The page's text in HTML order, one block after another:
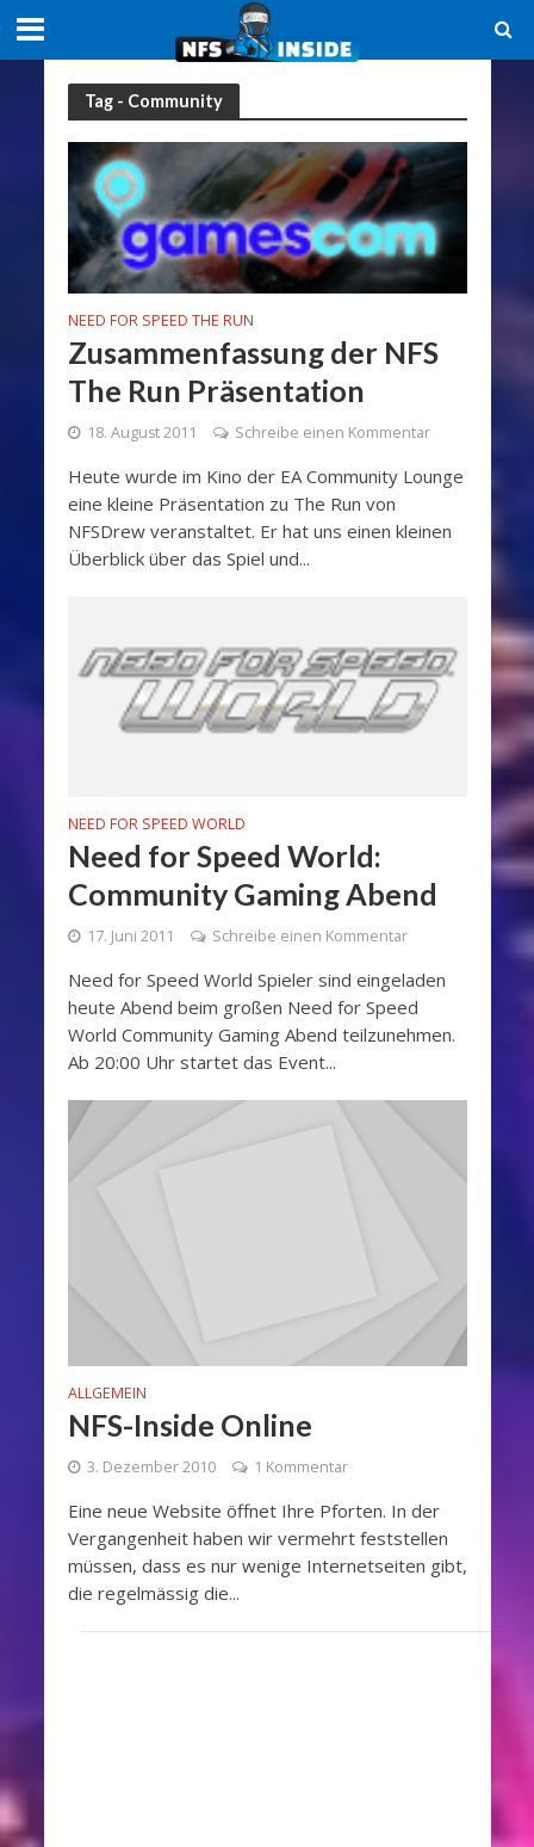
Tag - Community
NEED FOR SPEED THE RUN
Zusammenfassung der NFS
The Run Präsentation
18. August 2011 Schreibe einen Kommentar
Heute wurde im Kino der EA Community Lounge
eine kleine Präsentation zu The Run von
NFSDrew veranstaltet. Er hat uns einen kleinen
Überblick über das Spiel und...
NEED FOR SPEED WORLD
Need for Speed World:
Community Gaming Abend
17. Juni 2011 Schreibe einen Kommentar
Need for Speed World Spieler sind eingeladen
heute Abend beim großen Need for Speed
World Community Gaming Abend teilzunehmen.
Ab 20:00 Uhr startet das Event...
ALLGEMEIN
NFS-Inside Online
3. Dezember 2010 1 Kommentar
Eine neue Website öffnet Ihre Pforten. In der
Vergangenheit haben wir vermehrt feststellen
müssen, dass es nur wenige Internetseiten gibt,
die regelmässig die...